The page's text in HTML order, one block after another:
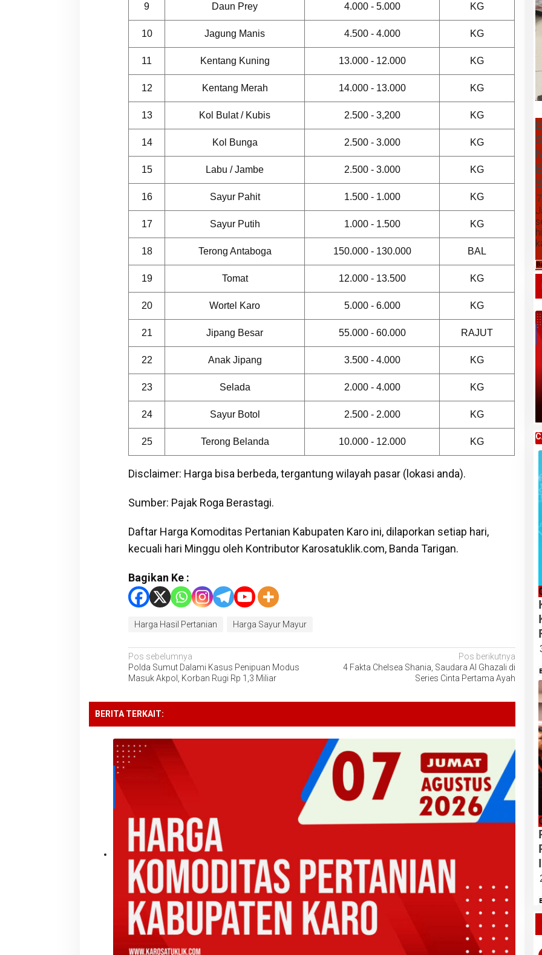
9 Daun Prey 4.000 - 5.000 KG
10 Jagung Manis 4.500 - 4.000 KG
11 Kentang Kuning 13.000 - 12.000 KG
12 Kentang Merah 14.000 - 13.000 KG
13 Kol Bulat / Kubis 2.500 - 3,200 KG
14 Kol Bunga 2.500 - 3.000 KG
15 Labu / Jambe 2.500 - 3.000 KG
16 Sayur Pahit 1.500 - 1.000 KG
17 Sayur Putih 1.000 - 1.500 KG
18 Terong Antaboga 150.000 - 130.000 BAL
19 Tomat 12.000 - 13.500 KG
20 Wortel Karo 5.000 - 6.000 KG
21 Jipang Besar 55.000 - 60.000 RAJUT
22 Anak Jipang 3.500 - 4.000 KG
23 Selada 2.000 - 4.000 KG
24 Sayur Botol 2.500 - 2.000 KG
25 Terong Belanda 10.000 - 12.000 KG
Disclaimer: Harga bisa berbeda, tergantung wilayah pasar (lokasi anda).
Sumber: Pajak Roga Berastagi.
Daftar Harga Komoditas Pertanian Kabupaten Karo ini, dilaporkan setiap hari,
kecuali hari Minggu oleh Kontributor Karosatuklik.com, Banda Tarigan.
Bagikan Ke :
Harga Hasil Pertanian Harga Sayur Mayur
Navigasi
pos
Pos sebelumnya
Polda Sumut Dalami Kasus Penipuan Modus
Masuk Akpol, Korban Rugi Rp 1,3 Miliar
Pos berikutnya
4 Fakta Chelsea Shania, Saudara Al Ghazali di
Series Cinta Pertama Ayah
BERITA TERKAIT:
Kabupaten Karo, Jumat 07 Agustus
2026